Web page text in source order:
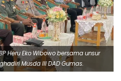
Heru Eko Wibowo bersama unsur
Musda III DAD Gumas.